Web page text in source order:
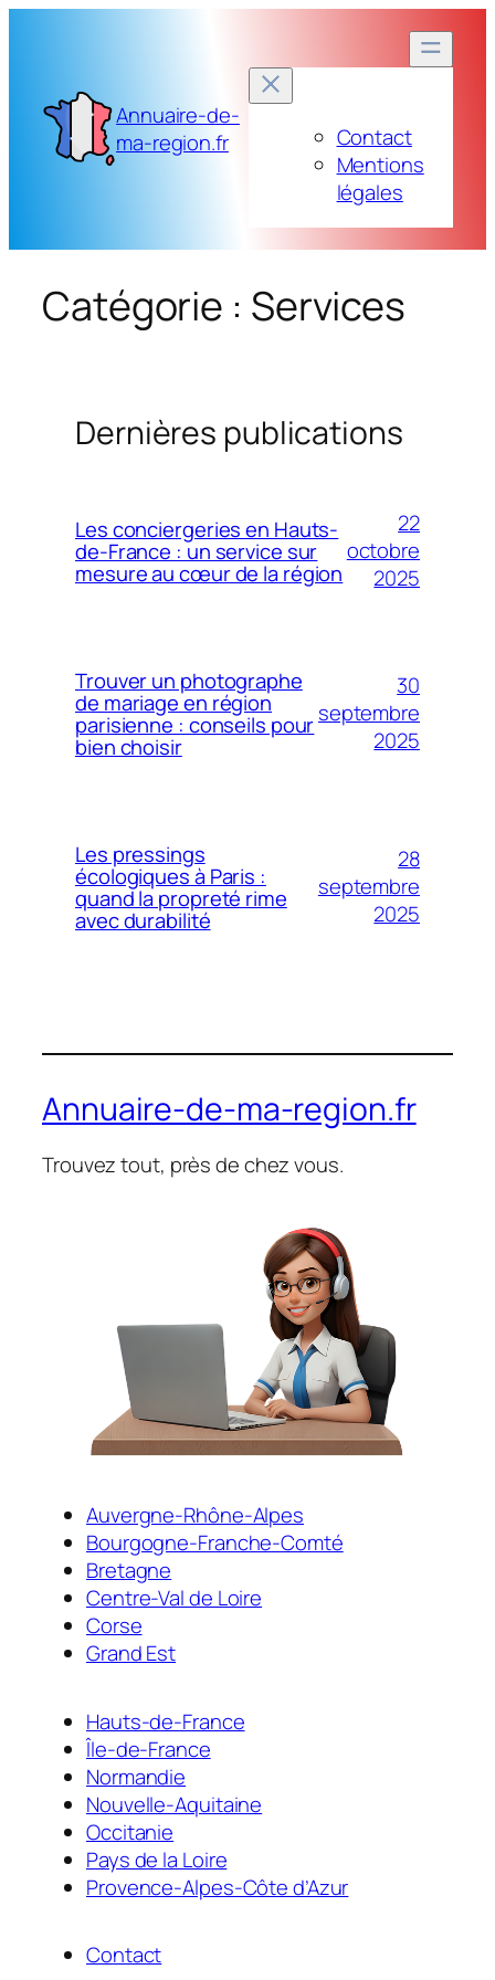
Annuaire-de-
ma-region.fr
Contact
Mentions
légales
Catégorie : Services
Dernières publications
Les conciergeries en Hauts-
de-France : un service sur
mesure au cœur de la région
22
octobre
2025
Trouver un photographe
de mariage en région
parisienne : conseils pour
bien choisir
30
septembre
2025
Les pressings
écologiques à Paris :
quand la propreté rime
avec durabilité
28
septembre
2025
Annuaire-de-ma-region.fr
Trouvez tout, près de chez vous.
Auvergne-Rhône-Alpes
Bourgogne-Franche-Comté
Bretagne
Centre-Val de Loire
Corse
Grand Est
Hauts-de-France
Île-de-France
Normandie
Nouvelle-Aquitaine
Occitanie
Pays de la Loire
Provence-Alpes-Côte d’Azur
Contact